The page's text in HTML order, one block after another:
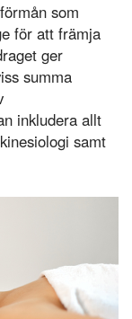
som
för att främja
ger
summa
inkludera allt
samt